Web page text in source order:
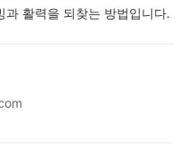
활력을 되찾는 방법입니다.